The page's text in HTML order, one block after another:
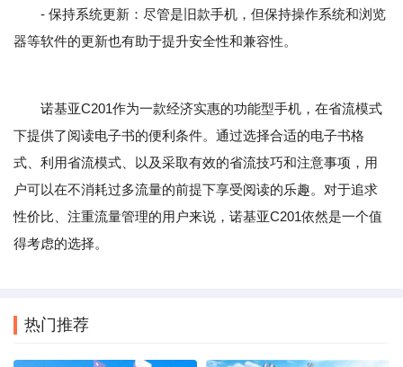
- 保持系统更新：尽管是旧款手机，但保持操作系统和浏览
器等软件的更新也有助于提升安全性和兼容性。
诺基亚C201作为一款经济实惠的功能型手机，在省流模式
下提供了阅读电子书的便利条件。通过选择合适的电子书格
式、利用省流模式、以及采取有效的省流技巧和注意事项，用
户可以在不消耗过多流量的前提下享受阅读的乐趣。对于追求
性价比、注重流量管理的用户来说，诺基亚C201依然是一个值
得考虑的选择。
热门推荐